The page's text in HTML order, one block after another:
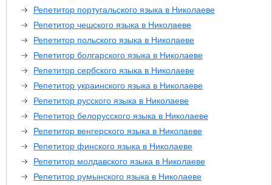
Репетитор португальского языка в Николаеве
Репетитор чешского языка в Николаеве
Репетитор польского языка в Николаеве
Репетитор болгарского языка в Николаеве
Репетитор сербского языка в Николаеве
Репетитор украинского языка в Николаеве
Репетитор русского языка в Николаеве
Репетитор белорусского языка в Николаеве
Репетитор венгерского языка в Николаеве
Репетитор финского языка в Николаеве
Репетитор молдавского языка в Николаеве
Репетитор румынского языка в Николаеве